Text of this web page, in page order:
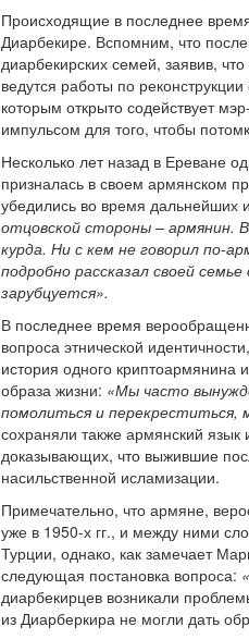
Происходящие в последнее
Диарбекире. Вспомним, что
диарбекирских семей, заявив,
ведутся работы по
которым открыто содействует
импульсом для того, чтобы
Несколько лет назад в Ереване
призналась в своем армянском
убедились во время дальнейших
отцовской стороны – армянин.
курда. Ни с кем не говорил по-
подробно рассказал своей
зарубцуется».
В последнее время
вопроса этнической
история одного
образа жизни: «Мы часто
помолиться и перекреститься,
сохраняли также армянский
доказывающих, что выжившие
насильственной исламизации.
Примечательно, что армяне,
уже в 1950-х гг., и между ними
Турции, однако, как замечает
следующая постановка вопроса:
диарбекирцев возникали
из Диарберкира не могли дать